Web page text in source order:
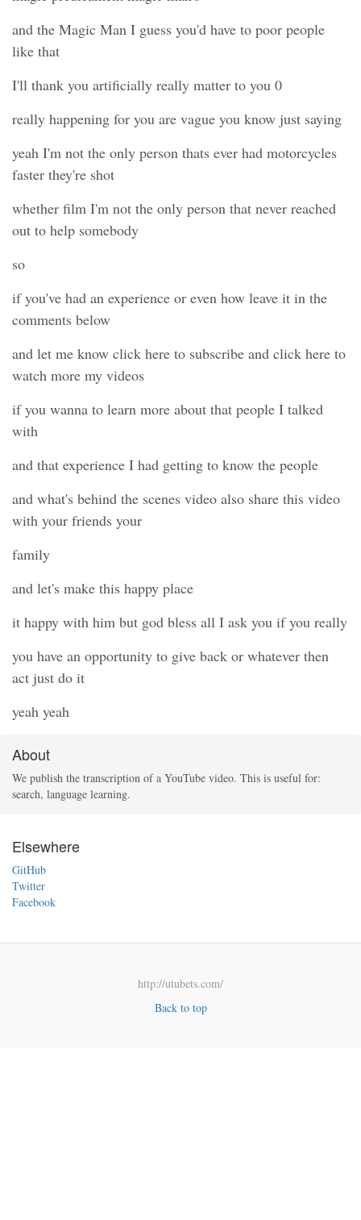
and the Magic Man I guess you'd have to poor people
like that
I'll thank you artificially really matter to you 0
really happening for you are vague you know just saying
yeah I'm not the only person thats ever had motorcycles
faster they're shot
whether film I'm not the only person that never reached
out to help somebody
so
if you've had an experience or even how leave it in the
comments below
and let me know click here to subscribe and click here to
watch more my videos
if you wanna to learn more about that people I talked
with
and that experience I had getting to know the people
and what's behind the scenes video also share this video
with your friends your
family
and let's make this happy place
it happy with him but god bless all I ask you if you really
you have an opportunity to give back or whatever then
act just do it
yeah yeah
About
We publish the transcription of a YouTube video. This is useful for:
search, language learning.
Elsewhere
GitHub
Twitter
Facebook
http://utubets.com/
Back to top